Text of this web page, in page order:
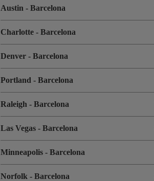
Austin - Barcelona
Charlotte - Barcelona
Denver - Barcelona
Portland - Barcelona
Raleigh - Barcelona
Las Vegas - Barcelona
Minneapolis - Barcelona
Norfolk - Barcelona